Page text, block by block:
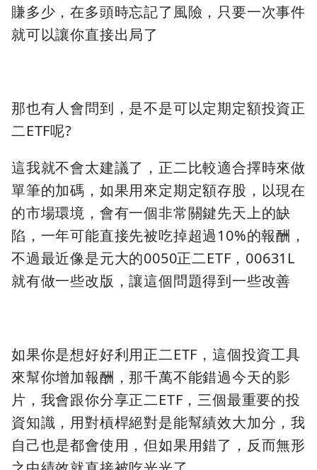
賺多少，在多頭時忘記了風險，只要一次事件
就可以讓你直接出局了
那也有人會問到，是不是可以定期定額投資正
二ETF呢?
這我就不會太建議了，正二比較適合擇時來做
單筆的加碼，如果用來定期定額存股，以現在
的市場環境，會有一個非常關鍵先天上的缺
陷，一年可能直接先被吃掉超過10%的報酬，
不過最近像是元大的0050正二ETF，00631L
就有做一些改版，讓這個問題得到一些改善
如果你是想好好利用正二ETF，這個投資工具
來幫你增加報酬，那千萬不能錯過今天的影
片，我會跟你分享正二ETF，三個最重要的投
資知識，用對槓桿絕對是能幫績效大加分，我
自己也是都會使用，但如果用錯了，反而無形